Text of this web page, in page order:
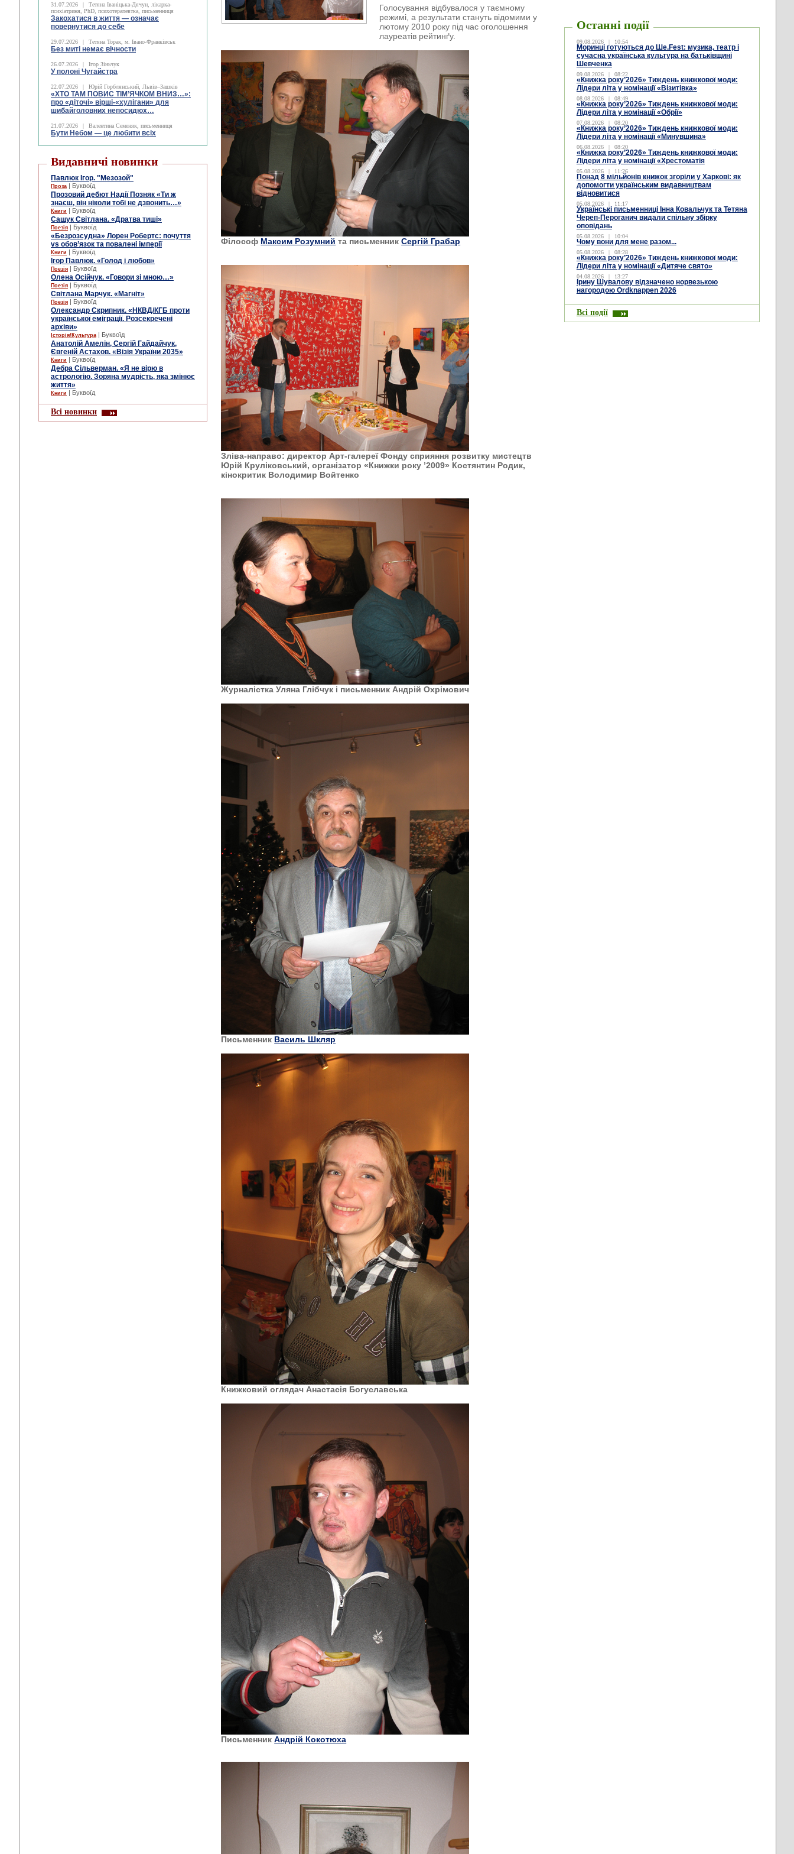
31.07.2026 |
Тетяна Іваніцька-Дячун, лікарка-
психіатриня, PhD, психотерапевтка, письменниця
Закохатися в життя — означає
повернутися до себе
29.07.2026 | Тетяна Торак, м. Івано-Франківськ
Без миті немає вічности
26.07.2026 | Ігор Зіньчук
У полоні Чугайстра
22.07.2026 | Юрій Горблянський, Львів–Зашків
«ХТО ТАМ ПОВИС ТІМ’ЯЧКОМ ВНИЗ…»:
про «діточі» вірші-«хулігани» для
шибайголовних непосидюх…
21.07.2026 | Валентина Семеняк, письменниця
Бути Небом ― це любити всіх
Видавничі новинки
Павлюк Ігор. "Мезозой"
Проза | Буквоїд
Прозовий дебют Надії Позняк «Ти ж
знаєш, він ніколи тобі не дзвонить…»
Книги | Буквоїд
Сащук Світлана. «Дратва тиші»
Поезія | Буквоїд
«Безрозсудна» Лорен Робертс: почуття
vs обов’язок та повалені імперії
Книги | Буквоїд
Ігор Павлюк. «Голод і любов»
Поезія | Буквоїд
Олена Осійчук. «Говори зі мною…»
Поезія | Буквоїд
Світлана Марчук. «Магніт»
Поезія | Буквоїд
Олександр Скрипник. «НКВД/КГБ проти
української еміграції. Розсекречені
архіви»
Історія/Культура | Буквоїд
Анатолій Амелін, Сергій Гайдайчук,
Євгеній Астахов. «Візія України 2035»
Книги | Буквоїд
Дебра Сільверман. «Я не вірю в
астрологію. Зоряна мудрість, яка змінює
життя»
Книги | Буквоїд
Всі новинки
Голосування відбувалося у таємному
режимі, а результати стануть відомими у
лютому 2010 року під час оголошення
лауреатів рейтинґу.
Філософ Максим Розумний та письменникСергій Грабар
Зліва-направо: директор Арт-галереї Фонду сприяння розвитку мистецтв
Юрій Круліковський, організатор «Книжки року ’2009» Костянтин Родик,
кінокритик Володимир Войтенко
Журналістка Уляна Глібчук і письменник Андрій Охрімович
Письменник Василь Шкляр
Книжковий оглядач Анастасія Богуславська
ПисьменникАндрій Кокотюха
Останні події
09.08.2026 | 10:54
Моринці готуються до Ше.Fest: музика, театр і
сучасна українська культура на батьківщині
Шевченка
09.08.2026 | 08:22
«Книжка року’2026» Тиждень книжкової моди:
Лідери літа у номінації «Візитівка»
08.08.2026 | 08:49
«Книжка року’2026» Тиждень книжкової моди:
Лідери літа у номінації «Обрії»
07.08.2026 | 08:20
«Книжка року’2026» Тиждень книжкової моди:
Лідери літа у номінації «Минувшина»
06.08.2026 | 08:20
«Книжка року’2026» Тиждень книжкової моди:
Лідери літа у номінації «Хрестоматія
05.08.2026 | 11:26
Понад 8 мільйонів книжок згоріли у Харкові: як
допомогти українським видавництвам
відновитися
05.08.2026 | 11:17
Українські письменниці Інна Ковальчук та Тетяна
Череп-Пероганич видали спільну збірку
оповідань
05.08.2026 | 10:04
Чому вони для мене разом...
05.08.2026 | 08:28
«Книжка року’2026» Тиждень книжкової моди:
Лідери літа у номінації «Дитяче свято»
04.08.2026 | 13:27
Ірину Шувалову відзначено норвезькою
нагородою Ordknappen 2026
Всі події